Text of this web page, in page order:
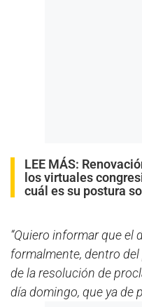
LEE MÁS:
los virtuales
cuál es su postura
“Quiero informar que el
formalmente, dentro
de la resolución de
día domingo, que ya de